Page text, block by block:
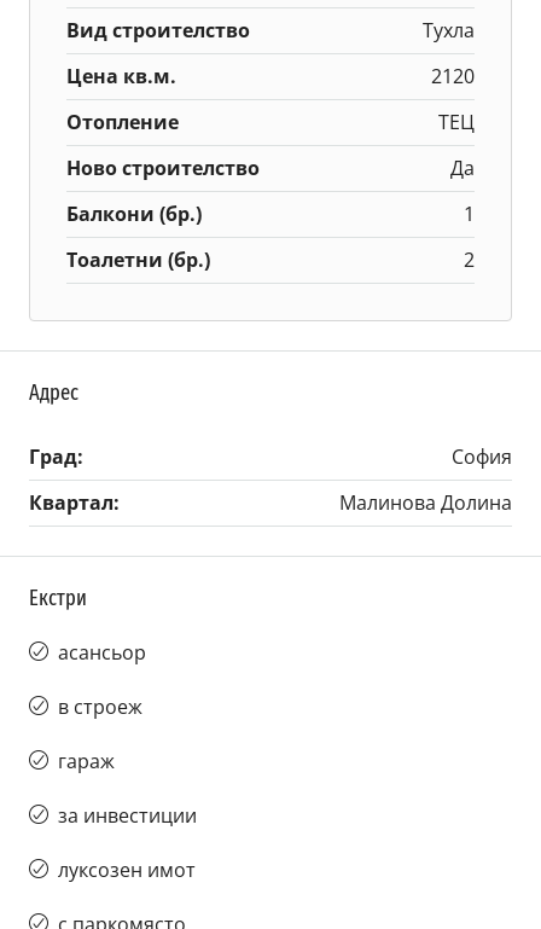
Вид строителство
Тухла
Цена кв.м.
2120
Отопление
ТЕЦ
Ново строителство
Да
Балкони (бр.)
1
Тоалетни (бр.)
2
Адрес
Град:
София
Квартал:
Малинова Долина
Екстри
асансьор
в строеж
гараж
за инвестиции
луксозен имот